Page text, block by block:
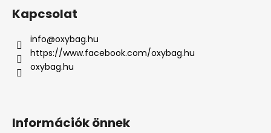
Kapcsolat
info@oxybag.hu
https://www.facebook.com/oxybag.hu
oxybag.hu
Információk önnek